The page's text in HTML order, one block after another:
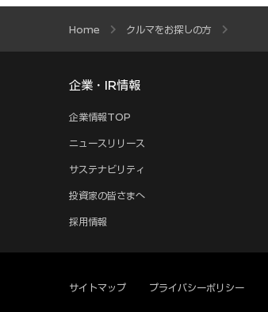
Home クルマをお探しの方
企業・IR情報
企業情報TOP
ニュースリリース
サステナビリティ
投資家の皆さまへ
採用情報
サイトマップ プライバシーポリシー